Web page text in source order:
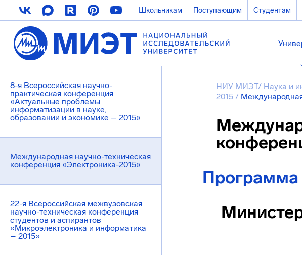
Школьникам Поступающим Студентам
8-я Всероссийская научно-
практическая конференция
«Актуальные проблемы
информатизации в науке,
образовании и экономике – 2015»
Международная научно-техническая
конференция «Электроника-2015»
22-я Всероссийская межвузовская
научно-техническая конференция
студентов и аспирантов
«Микроэлектроника и информатика
– 2015»
НИУ МИЭТ/ Наука и
2015 /
Программа